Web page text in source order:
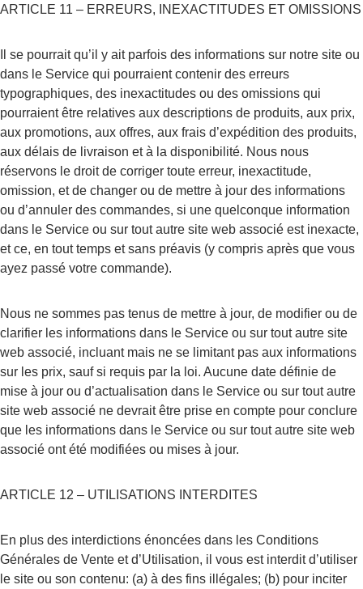
ARTICLE 11 – ERREURS, INEXACTITUDES ET OMISSIONS
Il se pourrait qu’il y ait parfois des informations sur notre site ou
dans le Service qui pourraient contenir des erreurs
typographiques, des inexactitudes ou des omissions qui
pourraient être relatives aux descriptions de produits, aux prix,
aux promotions, aux offres, aux frais d’expédition des produits,
aux délais de livraison et à la disponibilité. Nous nous
réservons le droit de corriger toute erreur, inexactitude,
omission, et de changer ou de mettre à jour des informations
ou d’annuler des commandes, si une quelconque information
dans le Service ou sur tout autre site web associé est inexacte,
et ce, en tout temps et sans préavis (y compris après que vous
ayez passé votre commande).
Nous ne sommes pas tenus de mettre à jour, de modifier ou de
clarifier les informations dans le Service ou sur tout autre site
web associé, incluant mais ne se limitant pas aux informations
sur les prix, sauf si requis par la loi. Aucune date définie de
mise à jour ou d’actualisation dans le Service ou sur tout autre
site web associé ne devrait être prise en compte pour conclure
que les informations dans le Service ou sur tout autre site web
associé ont été modifiées ou mises à jour.
ARTICLE 12 – UTILISATIONS INTERDITES
En plus des interdictions énoncées dans les Conditions
Générales de Vente et d’Utilisation, il vous est interdit d’utiliser
le site ou son contenu: (a) à des fins illégales; (b) pour inciter